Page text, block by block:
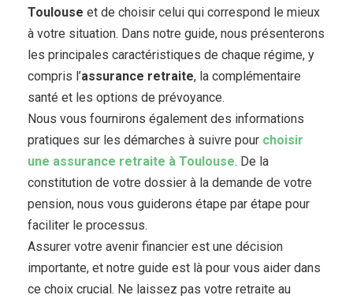
Toulouse et de choisir celui qui correspond le mieux
à votre situation. Dans notre guide, nous présenterons
les principales caractéristiques de chaque régime, y
compris l’assurance retraite, la complémentaire
santé et les options de prévoyance.
Nous vous fournirons également des informations
pratiques sur les démarches à suivre pour choisir
une assurance retraite à Toulouse. De la
constitution de votre dossier à la demande de votre
pension, nous vous guiderons étape par étape pour
faciliter le processus.
Assurer votre avenir financier est une décision
importante, et notre guide est là pour vous aider dans
ce choix crucial. Ne laissez pas votre retraite au